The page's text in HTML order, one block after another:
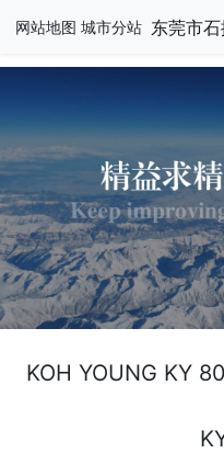
网站地图 城市分站 东莞市
KOH YOUNG KY